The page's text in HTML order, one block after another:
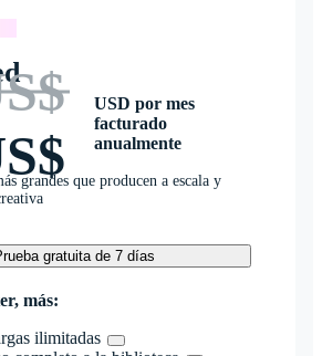
USD por mes
facturado
anualmente
grandes que producen a escala y
gratuita de 7 días
más:
ilimitadas